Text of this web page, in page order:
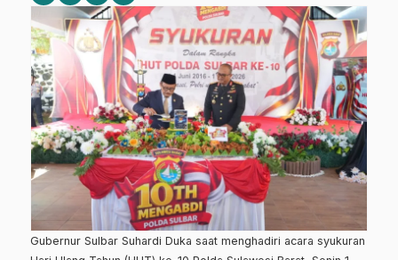
Gubernur Sulbar Suhardi Duka saat menghadiri acara syukuran